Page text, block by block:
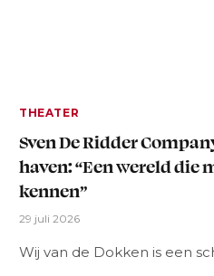
THEATER
Sven De Ridder
haven: “Een wereld die
kennen”
29 juli 2026
Wij van de Dokken is een